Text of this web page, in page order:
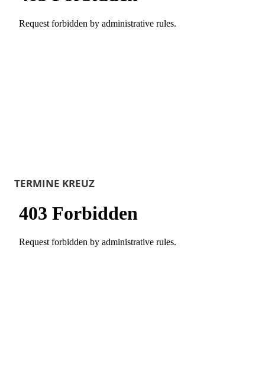
TERMINE KREUZ